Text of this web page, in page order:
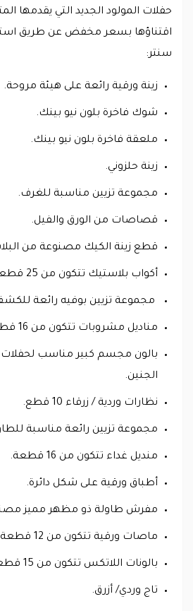
حفلات المولود الجديد التي يقدمها
اقتناؤها بسعر مخفض عن طريق
سنتر:
زينة ورقية رائعة على هيئة مروحة.
شوك فاخرة بلون نيو بينك.
ملعقة فاخرة بلون نيو بينك.
زينة حلزوني.
مجموعة تزيين مناسبة للغرف.
قصاصات من الورق والفيل.
قطع زينة الكيك مصنوعة من
أكواب بلاستيك تتكون من 25 قطعة.
مجموعة تزيين بوفيه رائعة
مناديل مشروبات تتكون من 16 قطعة.
بالون مجسم كبير مناسب
الجنين.
نظارات وردية / زرقاء 10 قطع.
مجموعة تزيين رائعة مناسبة
منديل غداء تتكون من 16 قطعة.
أطباق ورقية على شكل دائرة.
مفرش طاولة ذو مظهر مميز
ماصات ورقية تتكون من 12 قطعة.
بالونات اللاتكس تتكون من 15 قطعة.
تاج وردي/ أزرق.